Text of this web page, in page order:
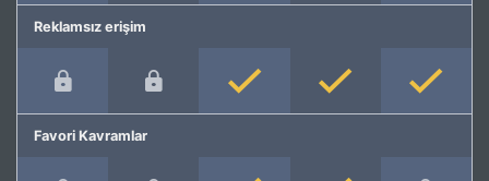
Reklamsız erişim
Favori Kavramlar